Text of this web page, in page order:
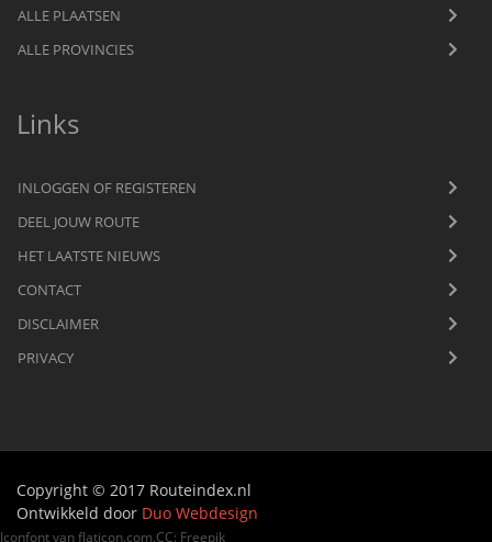
ALLE PLAATSEN
ALLE PROVINCIES
Links
INLOGGEN OF REGISTEREN
DEEL JOUW ROUTE
HET LAATSTE NIEUWS
CONTACT
DISCLAIMER
PRIVACY
Copyright © 2017 Routeindex.nl
Ontwikkeld door Duo Webdesign
Iconfont vanflaticon.com.CC: Freepik